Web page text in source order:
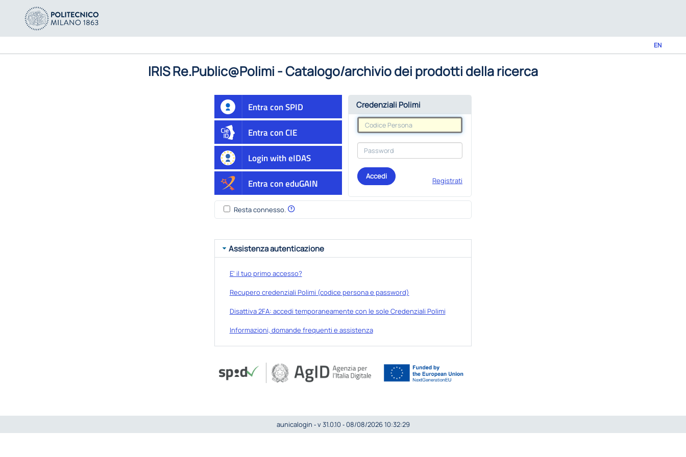
EN
IRIS Re.Public@Polimi - Catalogo/archivio dei prodotti della ricerca
Entra con SPID
Entra con CIE
Login with eIDAS
Entra con eduGAIN
Credenziali Polimi
Accedi
Registrati
Resta connesso.
Assistenza autenticazione
E' il tuo primo accesso?
Recupero credenziali Polimi (codice persona e password)
Disattiva 2FA: accedi temporaneamente con le sole Credenziali Polimi
Informazioni, domande frequenti e assistenza
aunicalogin ‐ v 31.0.10 ‐ 08/08/2026 10:32:29